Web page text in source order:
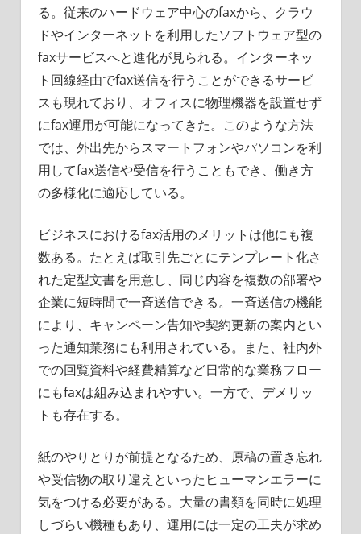
る。従来のハードウェア中心のfaxから、クラウ
ドやインターネットを利用したソフトウェア型の
faxサービスへと進化が見られる。インターネッ
ト回線経由でfax送信を行うことができるサービ
スも現れており、オフィスに物理機器を設置せず
にfax運用が可能になってきた。このような方法
では、外出先からスマートフォンやパソコンを利
用してfax送信や受信を行うこともでき、働き方
の多様化に適応している。
ビジネスにおけるfax活用のメリットは他にも複
数ある。たとえば取引先ごとにテンプレート化さ
れた定型文書を用意し、同じ内容を複数の部署や
企業に短時間で一斉送信できる。一斉送信の機能
により、キャンペーン告知や契約更新の案内とい
った通知業務にも利用されている。また、社内外
での回覧資料や経費精算など日常的な業務フロー
にもfaxは組み込まれやすい。一方で、デメリッ
トも存在する。
紙のやりとりが前提となるため、原稿の置き忘れ
や受信物の取り違えといったヒューマンエラーに
気をつける必要がある。大量の書類を同時に処理
しづらい機種もあり、運用には一定の工夫が求め